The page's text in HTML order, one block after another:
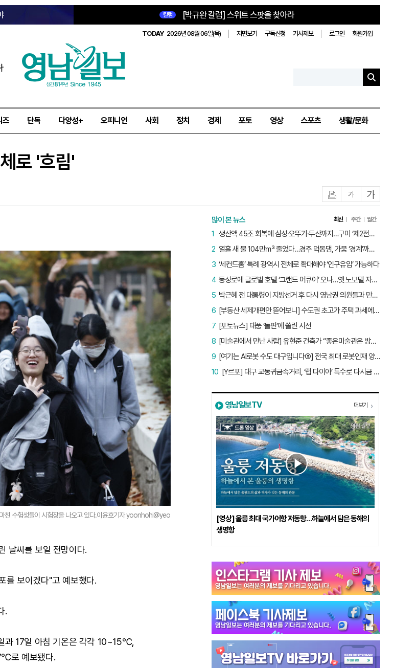
칼럼 [박규완 칼럼] 스위트 스팟을 찾아라
TODAY 2026년 08월 06일(목) 지면보기 구독신청 기사제보 로그인 회원가입
즈 단독 다양성+ 오피니언 사회 정치 경제 포토 영상 스포츠 생활/문화
로 '흐림'
글자작게글자크게
친 수험생들이 시험장을 나오고 있다.이윤호기자 yoonhohi@yeo
날씨를 보일 전망이다.
보이겠다"고 예보했다.
.
과 17일 아침 기온은 각각 10~15℃,
로 예보됐다.
많이 본 뉴스 최신 주간 월간
생산액 45조 회복에 삼성·오뚜기·두산까지…구미 ‘제2전성기’ 시작됐다
1
열흘 새 물 104만㎥ 줄었다…경주 덕동댐, 가뭄 ‘경계’까지 5.7%p
2
‘세컨드홈’ 특례 광역시 전체로 확대해야 ‘인구유입’ 가능하다
3
동성로에 글로벌 호텔 ‘그랜드 머큐어’ 오나…옛 노보텔 자리 사무실 개설
4
박근혜 전 대통령이 지방선거 후 다시 영남권 의원들과 만난 이유는?
5
[부동산 세제개편안 뜯어보니] 수도권 초고가 주택 과세에만 초점…침체된 지방 부동산 대책은 없다
6
[포토뉴스] 태풍 ‘돌핀’에 쏠린 시선
7
[미술관에서 만난 사람] 유현준 건축가 “좋은미술관은 방문객이 많은 미술관”
8
[여기는 AI로봇 수도 대구입니다⑤] 전국 최대 로봇인재 양성소…“대구산업 맞춤형 교육과정 만들자”
9
[Y르포] 대구 교동귀금속거리, ‘랩 다이아’ 특수로 다시금 활기…“반짝 인기 의존 않는 지속 가능 성장 동력 마련해야”
10
영남일보TV 더보기
[영상] 울릉 최대 국가어항 저동항…하늘에서 담은 동해의
생명항